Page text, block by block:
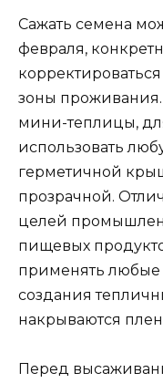
Сажать семена
февраля,
зоны
мини-теплицы,
использовать
герметичной
прозрачной.
целей
пищевых
применять
создания
накрываются
Перед